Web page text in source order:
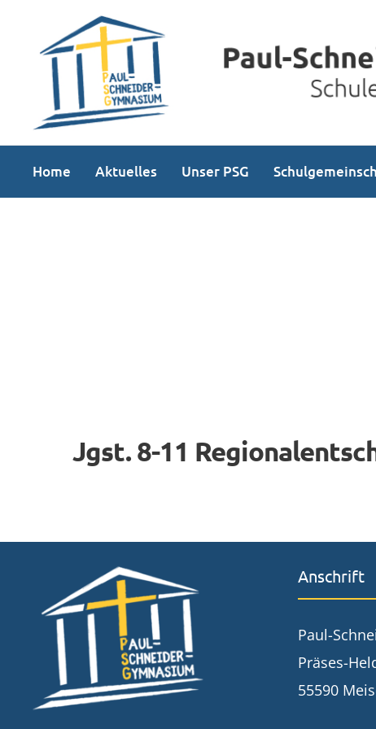
Home Aktuelles Unser PSG
Jgst. 8-11
Anschrift
Paul-
Präses-
55590